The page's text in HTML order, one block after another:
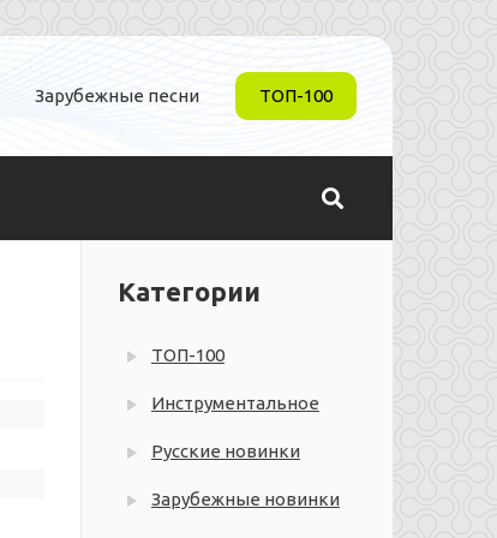
Зарубежные песни ТОП-100
Категории
ТОП-100
Инструментальное
Русские новинки
Зарубежные новинки